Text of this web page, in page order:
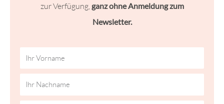
zur Verfügung, ganz ohne Anmeldung zum
Newsletter.